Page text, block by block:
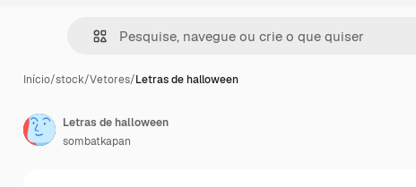
Início/stock/Vetores/Letras de halloween
Letras de halloween
sombatkapan